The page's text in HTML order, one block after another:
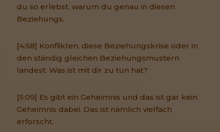
du so erlebst, warum du genau in diesen
Beziehungs.
[4:58] Konflikten, diese Beziehungskrise oder in
den ständig gleichen Beziehungsmustern
landest. Was ist mit dir zu tun hat?
[5:09] Es gibt ein Geheimnis und das ist gar kein
Geheimnis dabei. Das ist nämlich vielfach
erforscht.